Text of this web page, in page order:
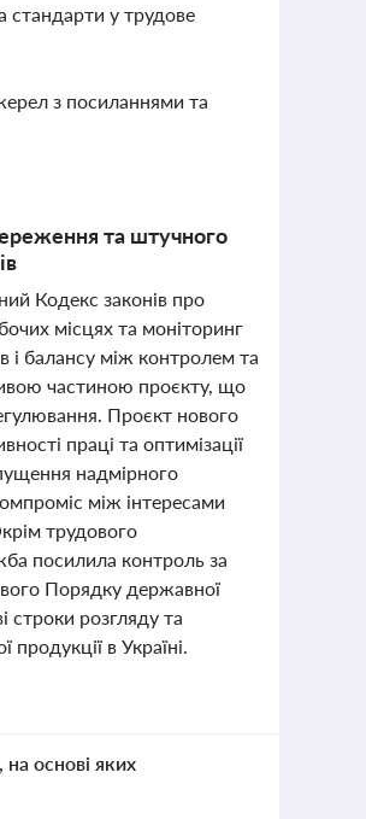
стандарти у трудове
з посиланнями та
та штучного
Кодекс законів про
місцях та моніторинг
і балансу між контролем та
частиною проєкту, що
Проєкт нового
праці та оптимізації
надмірного
між інтересами
трудового
посилила контроль за
Порядку державної
строки розгляду та
в Україні.
основі яких